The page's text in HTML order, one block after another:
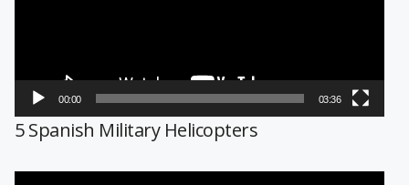
00:00 03:36
5 Spanish Military Helicopters